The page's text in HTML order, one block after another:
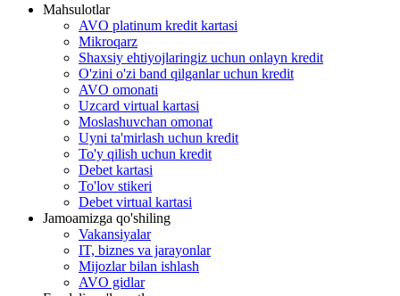
Mahsulotlar
AVO platinum kredit kartasi
Mikroqarz
Shaxsiy ehtiyojlaringiz uchun onlayn kredit
O'zini o'zi band qilganlar uchun kredit
AVO omonati
Uzcard virtual kartasi
Moslashuvchan omonat
Uyni ta'mirlash uchun kredit
To'y qilish uchun kredit
Debet kartasi
To'lov stikeri
Debet virtual kartasi
Jamoamizga qo'shiling
Vakansiyalar
IT, biznes va jarayonlar
Mijozlar bilan ishlash
AVO gidlar